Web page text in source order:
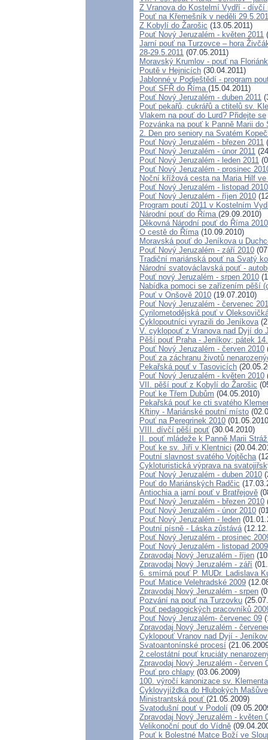
Z Vranova do Kostelmí Vydří - dívčí
Pouť na Křemešník v neděli
Z Kobylí do Žarošic (13.05.2011)
Pouť Nový Jeruzalém - květen 2011
Jarní pouť na Turzovce – hora
28-29.5.2011 (07.05.2011)
Moravský Krumlov - pouť na
Poutě v Hejnicích (30.04.2011)
Jablonné v Podještědí - program
Pouť SFŘ do Říma (15.04.2011)
Pouť Nový Jeruzalém - duben 2011
Pouť pekařů, cukrářů a ctitelů sv.
Vlakem na pouť do Lurd? Přidejte se
Pozvánka na pouť k Panně Marii do
2. Den pro seniory na Svatém
Pouť Nový Jeruzalém - březen 2011
Pouť Nový Jeruzalém - únor 2011
Pouť Nový Jeruzalém - leden 2011
Pouť Nový Jeruzalém - prosinec
Noční křížová cesta na Maria Hilf
Pouť Nový Jeruzalém - listopad 2010
Pouť Nový Jeruzalém - říjen 2010
Program poutí 2011 v Kostelním
Národní pouť do Říma (29.09.2010)
Děkovná Národní pouť do Říma 2010
O cestě do Říma (10.09.2010)
Moravská pouť do Jeníkova u
Pouť Nový Jeruzalém - září 2010
Tradiční mariánská pouť na Svatý
Národní svatováclavská pouť -
Pouť nový Jeruzalém - srpen 2010
Nabídka pomoci se zařízením pěší
Pouť v Onšově 2010 (19.07.2010)
Pouť Nový Jeruzalém - červenec
Cyrilometodějská pouť v
Cyklopoutníci vyrazili do Jeníkova
V. cyklopouť z Vranova nad Dyjí do
Pěší pouť Praha - Jeníkov; pátek
Pouť Nový Jeruzalém - červen 2010
Pouť za záchranu životů
Pekařská pouť v Tasovicích
Pouť Nový Jeruzalém - květen 2010
VII. pěší pouť z Kobylí do Žarošic
Pouť ke Třem Dubům (04.05.2010)
Pekařská pouť ke cti svatého
Křtiny - Mariánské poutní místo
Pouť na Peregrinek 2010
VIII. dívčí pěší pouť (30.04.2010)
II. pouť mládeže k Panně Marii
Pouť ke sv. Jiří v Klentnici
Poutní slavnost svatého Vojtěcha
Cykloturistická výprava na
Pouť Nový Jeruzalém - duben 2010
Pouť do Mariánských Radčic
Antiochia a jarní pouť v Bratřejově
Pouť Nový Jeruzalém - březen 2010
Pouť Nový Jeruzalém - únor 2010
Pouť Nový Jeruzalém - leden
Poutní písně - Láska zůstává
Pouť Nový Jeruzalém - prosinec
Pouť Nový Jeruzalém - listopad 2009
Zpravodaj Nový Jeruzalém - říjen
Zpravodaj Nový Jeruzalém - září
6. smírná pouť P. MUDr. Ladislava
Pouť Matice Velehradské 2009
Zpravodaj Nový Jeruzalém - srpen
Pozvání na pouť na Turzovku
Pouť pedagogických pracovníků
Pouť Nový Jeruzalém- červenec 09
Zpravodaj Nový Jeruzalém -
Cyklopouť Vranov nad Dyjí -
Svatoantonínské procesí
2.celostátní pouť kruciáty
Zpravodaj Nový Jeruzalém - červen
Pouť pro chlapy (03.06.2009)
100. výročí kanonizace sv.
Cyklovyjíždka do Hlubokých
Ministrantská pouť (21.05.2009)
Svatodušní pouť v Podolí
Zpravodaj Nový Jeruzalém - květen
Velikonoční pouť do Vídně
Pouť k Bolestné Matce Boží ve